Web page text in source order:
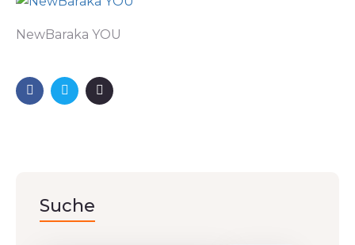
NewBaraka YOU
Suche